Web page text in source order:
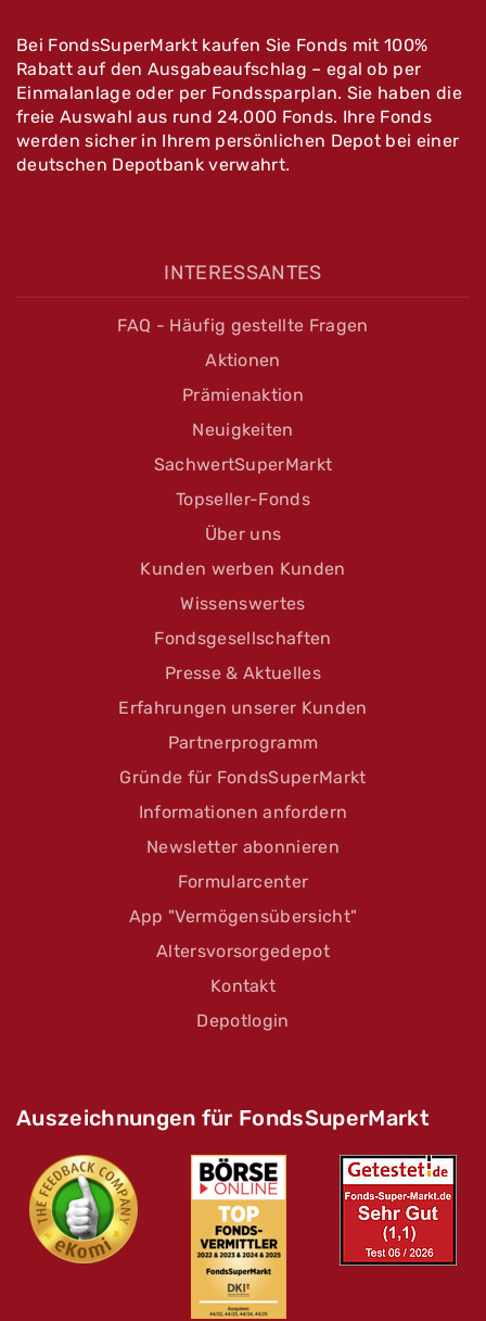
Bei FondsSuperMarkt kaufen Sie Fonds mit 100%
Rabatt auf den Ausgabeaufschlag – egal ob per
Einmalanlage oder per Fondssparplan. Sie haben die
freie Auswahl aus rund 24.000 Fonds. Ihre Fonds
werden sicher in Ihrem persönlichen Depot bei einer
deutschen Depotbank verwahrt.
INTERESSANTES
FAQ - Häufig gestellte Fragen
Aktionen
Prämienaktion
Neuigkeiten
SachwertSuperMarkt
Topseller-Fonds
Über uns
Kunden werben Kunden
Wissenswertes
Fondsgesellschaften
Presse & Aktuelles
Erfahrungen unserer Kunden
Partnerprogramm
Gründe für FondsSuperMarkt
Informationen anfordern
Newsletter abonnieren
Formularcenter
App "Vermögensübersicht"
Altersvorsorgedepot
Kontakt
Depotlogin
Auszeichnungen für FondsSuperMarkt